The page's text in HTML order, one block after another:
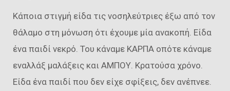
Κάποια στιγμή είδα τις νοσηλεύτριες έξω από τον
θάλαμο στη μόνωση ότι έχουμε μία ανακοπή. Είδα
ένα παιδί νεκρό. Του κάναμε ΚΑΡΠΑ οπότε κάναμε
εναλλάξ μαλάξεις και ΑΜΠΟΥ. Κρατούσα χρόνο.
Είδα ένα παιδί που δεν είχε σφίξεις, δεν ανέπνεε.